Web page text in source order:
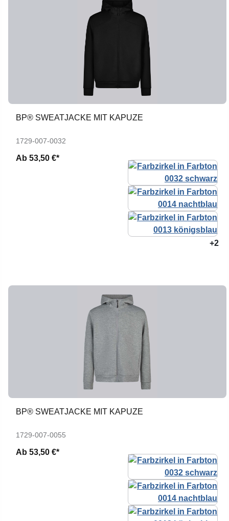
BP® SWEATJACKE MIT KAPUZE
1729-007-0032
Ab 53,50 €*
+2
BP® SWEATJACKE MIT KAPUZE
1729-007-0055
Ab 53,50 €*